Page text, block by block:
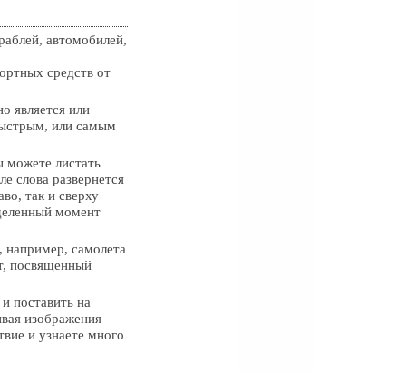
автомобилей,
средств от
является или
или самым
можете листать
слова развернется
так и сверху
момент
самолета
посвященный
поставить на
изображения
и узнаете много